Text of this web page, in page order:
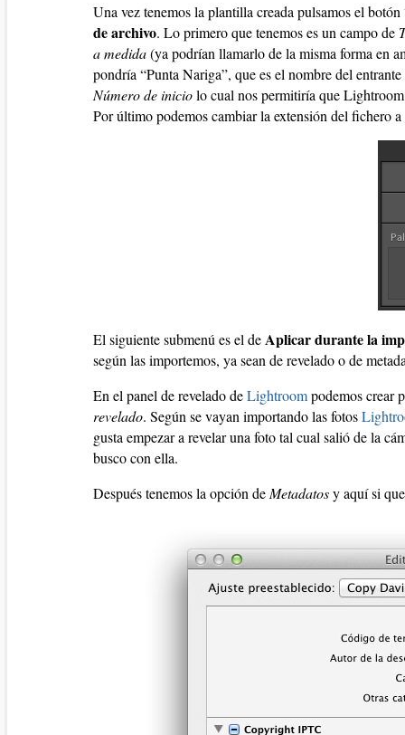
Una vez tenemos la plantilla creada pulsamos el
de archivo. Lo primero que tenemos es un campo de
a medida(ya podrían llamarlo de la misma forma en
pondría “Punta Nariga”, que es el nombre del
Número de iniciolo cual nos permitiría que
Por último podemos cambiar la extensión del fichero
El siguiente submenú es el de Aplicar durante la
según las importemos, ya sean de revelado o de
En el panel de revelado deLightroompodemos crear
revelado. Según se vayan importando las fotos
gusta empezar a revelar una foto tal cual salió de la
busco con ella.
Después tenemos la opción de Metadatosy aquí si